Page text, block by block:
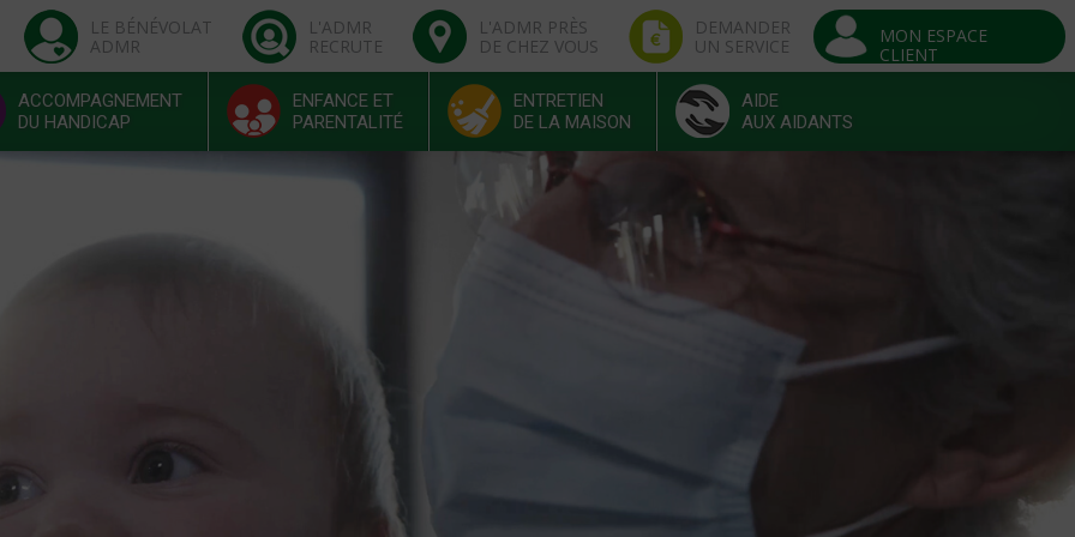
LE BÉNÉVOLAT
ADMR
L'ADMR
RECRUTE
L'ADMR PRÈS
DE CHEZ VOUS
DEMANDER
UN SERVICE
MON ESPACE
CLIENT
ACCOMPAGNEMENT
DU HANDICAP
ENFANCE ET
PARENTALITÉ
ENTRETIEN
DE LA MAISON
AIDE
AUX AIDANTS